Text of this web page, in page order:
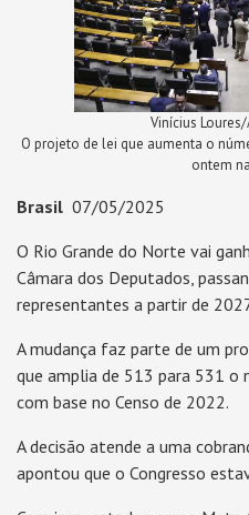
Vinícius
O projeto de lei que aumenta o
ontem
Brasil 07/05/2025
O Rio Grande do Norte vai
Câmara dos Deputados,
representantes a partir de
A mudança faz parte de um
que amplia de 513 para 531 o
com base no Censo de 2022.
A decisão atende a uma
apontou que o Congresso